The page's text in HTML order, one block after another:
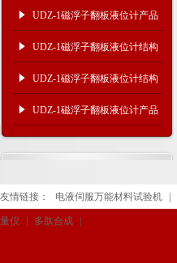
压力 ​
UDZ-1磁浮子翻板液位计产品
参数 ​
UDZ-1磁浮子翻板液位计结构
参数
UDZ-1磁浮子翻板液位计结构
图及参数
UDZ-1磁浮子翻板液位计产品
应用
友情链接： 电液伺服万能材料试验机
量仪 多肽合成